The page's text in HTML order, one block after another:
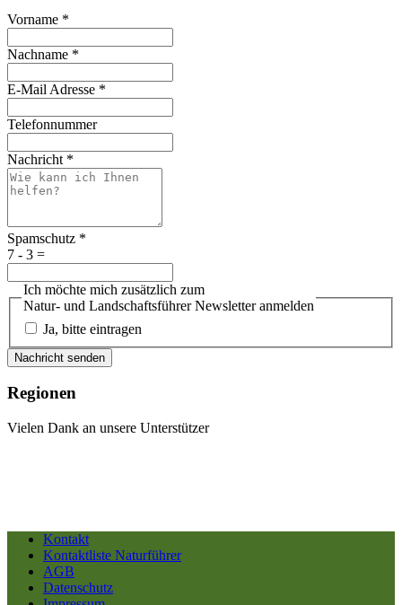
Vorname *
Nachname *
E-Mail Adresse *
Telefonnummer
Nachricht *
Spamschutz *
7 - 3 =
Ich möchte mich zusätzlich zum
Natur- und Landschaftsführer Newsletter anmelden
Ja, bitte eintragen
Nachricht senden
Regionen
Vielen Dank an unsere Unterstützer
Kontakt
Kontaktliste Naturführer
AGB
Datenschutz